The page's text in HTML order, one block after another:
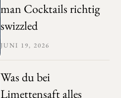
man Cocktails richtig
swizzled
JUNI 19, 2026
Was du bei
Limettensaft alles